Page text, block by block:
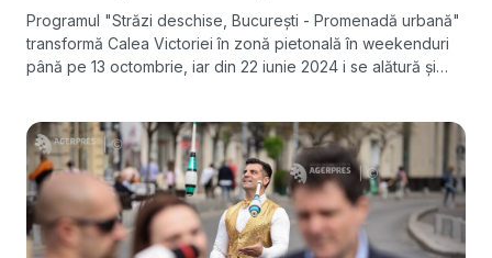
Programul "Străzi deschise, București - Promenadă urbană"
transformă Calea Victoriei în zonă pietonală în weekenduri
până pe 13 octombrie, iar din 22 iunie 2024 i se alătură și